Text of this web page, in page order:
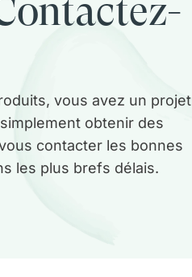
vous avez un projet
obtenir des
contacter les bonnes
les plus brefs délais.